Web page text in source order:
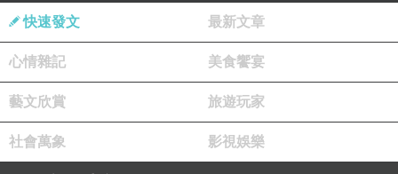
快速發文 最新文章
心情雜記 美食饗宴
藝文欣賞 旅遊玩家
社會萬象 影視娛樂